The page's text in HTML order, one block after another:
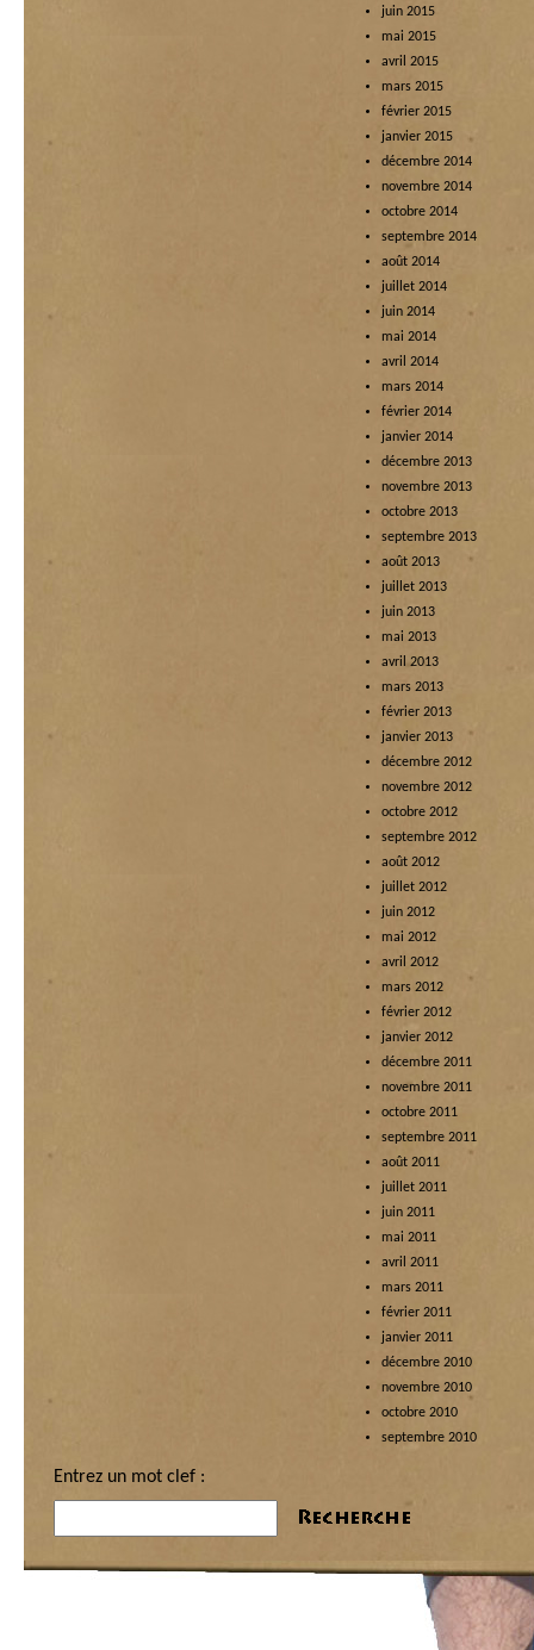
juin 2015
mai 2015
avril 2015
mars 2015
février 2015
janvier 2015
décembre 2014
novembre 2014
octobre 2014
septembre 2014
août 2014
juillet 2014
juin 2014
mai 2014
avril 2014
mars 2014
février 2014
janvier 2014
décembre 2013
novembre 2013
octobre 2013
septembre 2013
août 2013
juillet 2013
juin 2013
mai 2013
avril 2013
mars 2013
février 2013
janvier 2013
décembre 2012
novembre 2012
octobre 2012
septembre 2012
août 2012
juillet 2012
juin 2012
mai 2012
avril 2012
mars 2012
février 2012
janvier 2012
décembre 2011
novembre 2011
octobre 2011
septembre 2011
août 2011
juillet 2011
juin 2011
mai 2011
avril 2011
mars 2011
février 2011
janvier 2011
décembre 2010
novembre 2010
octobre 2010
septembre 2010
Entrez un mot clef :